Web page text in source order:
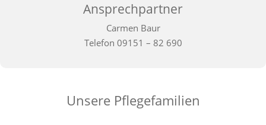
Ansprechpartner
Carmen Baur
Telefon 09151 – 82 690
Unsere Pflegefamilien